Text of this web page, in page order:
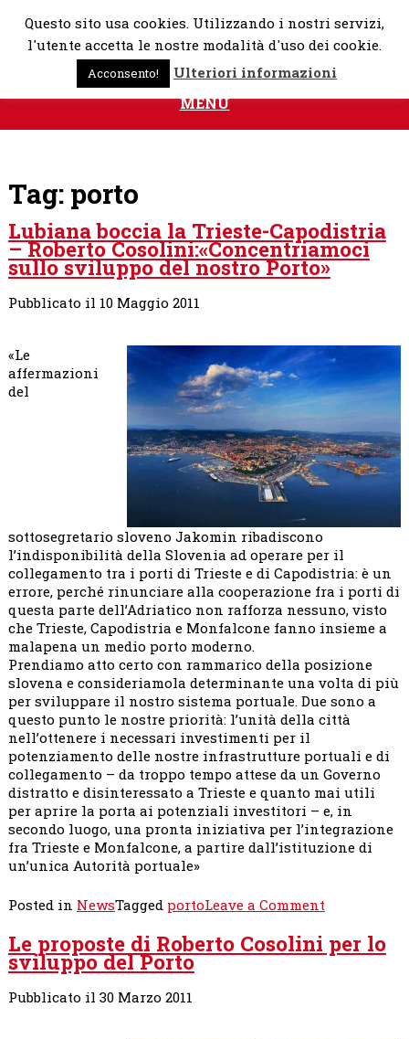
Skip
MENU
Tag: porto
Lubiana boccia la Trieste-Capodistria
– Roberto Cosolini:«Concentriamoci
sullo sviluppo del nostro Porto»
Pubblicato il 10 Maggio 2011
«Le
affermazioni
del
sottosegretario sloveno Jakomin ribadiscono
l’indisponibilità della Slovenia ad operare per il
collegamento tra i porti di Trieste e di Capodistria: è un
errore, perché rinunciare alla cooperazione fra i porti di
questa parte dell’Adriatico non rafforza nessuno, visto
che Trieste, Capodistria e Monfalcone fanno insieme a
malapena un medio porto moderno.
Prendiamo atto certo con rammarico della posizione
slovena e consideriamola determinante una volta di più
per sviluppare il nostro sistema portuale. Due sono a
questo punto le nostre priorità: l’unità della città
nell’ottenere i necessari investimenti per il
potenziamento delle nostre infrastrutture portuali e di
collegamento – da troppo tempo attese da un Governo
distratto e disinteressato a Trieste e quanto mai utili
per aprire la porta ai potenziali investitori – e, in
secondo luogo, una pronta iniziativa per l’integrazione
fra Trieste e Monfalcone, a partire dall’istituzione di
un’unica Autorità portuale»
Posted in NewsTagged portoLeave a Commenton
boccia
la
Le proposte di Roberto Cosolini per lo
sviluppo del Porto
Pubblicato il 30 Marzo 2011
Questo sito usa cookies. Utilizzando i nostri servizi,
l'utente accetta le nostre modalità d'uso dei cookie.
Acconsento! Ulteriori informazioni